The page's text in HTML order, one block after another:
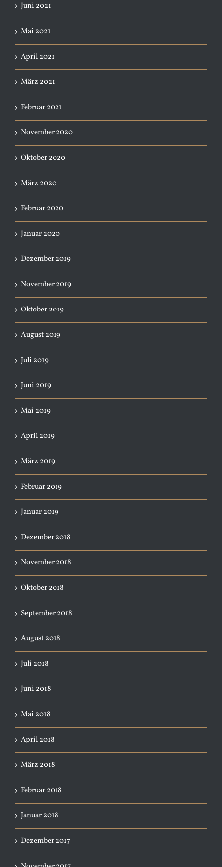
Juni 2021
Mai 2021
April 2021
März 2021
Februar 2021
November 2020
Oktober 2020
März 2020
Februar 2020
Januar 2020
Dezember 2019
November 2019
Oktober 2019
August 2019
Juli 2019
Juni 2019
Mai 2019
April 2019
März 2019
Februar 2019
Januar 2019
Dezember 2018
November 2018
Oktober 2018
September 2018
August 2018
Juli 2018
Juni 2018
Mai 2018
April 2018
März 2018
Februar 2018
Januar 2018
Dezember 2017